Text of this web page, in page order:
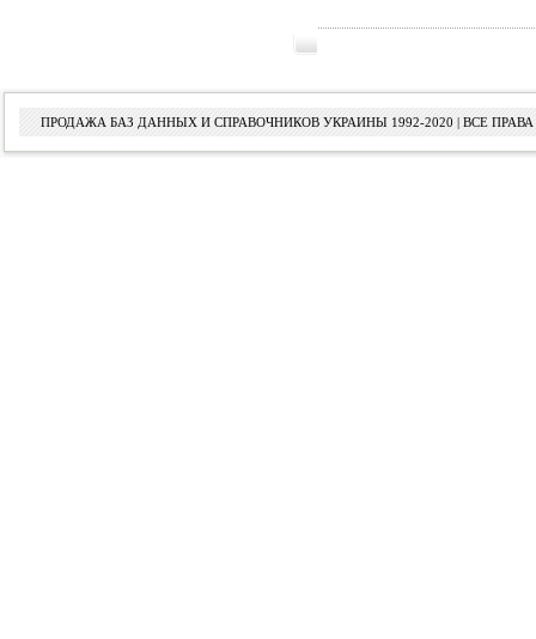
ПРОДАЖА БАЗ ДАННЫХ И СПРАВОЧНИКОВ УКРАИНЫ 1992-2020 | ВСЕ